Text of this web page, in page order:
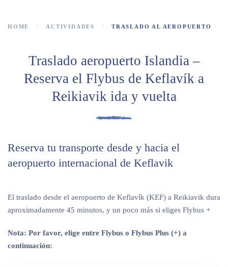
HOME ACTIVIDADES TRASLADO AL AEROPUERTO
Traslado aeropuerto Islandia –
Reserva el Flybus de Keflavík a
Reikiavik ida y vuelta
Reserva tu transporte desde y hacia el
aeropuerto internacional de Keflavik
El traslado desde el aeropuerto de Keflavík (KEF) a Reikiavik dura
aproximadamente 45 minutos, y un poco más si eliges Flybus +
Nota: Por favor, elige entre Flybus o Flybus Plus (+) a
continuación: